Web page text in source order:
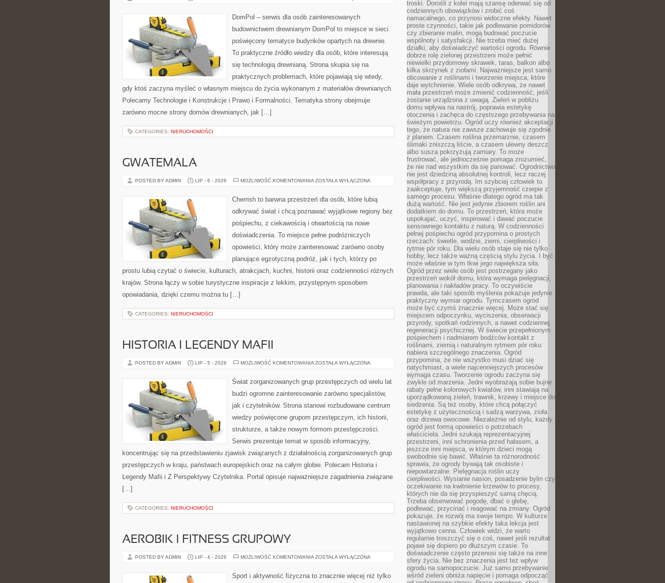
DomPol – serwis dla osób zainteresowanych
budownictwem drewnianym DomPol to miejsce w sieci
poświęcony tematyce budynków opartych na drewnie.
To praktyczne źródło wiedzy dla osób, które interesują
się technologią drewnianą. Strona skupia się na
praktycznych problemach, które pojawiają się wtedy,
gdy ktoś zaczyna myśleć o własnym miejscu do życia wykonanym z materiałów drewnianych.
Polecamy Technologie i Konstrukcje i Prawo i Formalności. Tematyka strony obejmuje
zarówno mocne strony domów drewnianych, jak […]
CATEGORIES: NIERUCHOMOŚCI
GWATEMALA
POSTED BY ADMIN LIP - 6 - 2026 MOŻLIWOŚĆ KOMENTOWANIA GWATEMALA
ZOSTAŁA WYŁĄCZONA
Cherrish to barwna przestrzeń dla osób, które lubią
odkrywać świat i chcą poznawać wyjątkowe regiony bez
pośpiechu, z ciekawością i otwartością na nowe
doświadczenia. To miejsce pełne podróżniczych
opowieści, który może zainteresować zarówno osoby
planujące egzotyczną podróż, jak i tych, którzy po
prostu lubią czytać o świecie, kulturach, atrakcjach, kuchni, historii oraz codzienności różnych
krajów. Strona łączy w sobie turystyczne inspiracje z lekkim, przystępnym sposobem
opowiadania, dzięki czemu można tu […]
CATEGORIES: NIERUCHOMOŚCI
HISTORIA I LEGENDY MAFII
POSTED BY ADMIN LIP - 5 - 2026 MOŻLIWOŚĆ KOMENTOWANIA HISTORIA
ZOSTAŁA WYŁĄCZONA
Świat zorganizowanych grup przestępczych od wielu lat
budzi ogromne zainteresowanie zarówno specjalistów,
jak i czytelników. Strona stanowi rozbudowane centrum
wiedzy poświęcone grupom przestępczym, ich historii,
strukturze, a także nowym formom przestępczości.
Serwis prezentuje temat w sposób informacyjny,
koncentrując się na przedstawieniu zjawisk związanych z działalnością zorganizowanych grup
przestępczych w kraju, państwach europejskich oraz na całym globie. Polecam Historia i
Legendy Mafii i Z Perspektywy Czytelnika. Portal opisuje najważniejsze zagadnienia związane
[…]
CATEGORIES: NIERUCHOMOŚCI
AEROBIK I FITNESS GRUPOWY
POSTED BY ADMIN LIP - 4 - 2026 MOŻLIWOŚĆ KOMENTOWANIA AEROBIK
GRUPOWY
ZOSTAŁA WYŁĄCZONA
Sport i aktywność fizyczna to znacznie więcej niż tylko
troski. Dorośli z kolei mają szansę oderwać się od
codziennych obowiązków i zrobić coś
namacalnego, co przynosi widoczne efekty. Nawet
proste czynności, takie jak podlewanie pomidorów
czy zbieranie malin, mogą budować poczucie
wspólnoty i satysfakcji. Nie trzeba mieć dużej
działki, aby doświadczyć wartości ogrodu. Równie
dobrze rolę zielonej przestrzeni może pełnić
niewielki przydomowy skrawek, taras, balkon albo
kilka skrzynek z ziołami. Najważniejsze jest samo
obcowanie z roślinami i tworzenie miejsca, które
daje wytchnienie. Wiele osób odkrywa, że nawet
mała przestrzeń może zmienić codzienność, jeśli
zostanie urządzona z uwagą. Zieleń w pobliżu
domu wpływa na nastrój, poprawia estetykę
otoczenia i zachęca do częstszego przebywania na
świeżym powietrzu. Ogród uczy również akceptacji
tego, że natura nie zawsze zachowuje się zgodnie
z planem. Czasem roślina przemarznie, czasem
ślimaki zniszczą liście, a czasem ulewny deszcz
albo susza pokrzyżują zamiary. To może
frustrować, ale jednocześnie pomaga zrozumieć,
że nie nad wszystkim da się panować. Ogrodnictwo
nie jest dziedziną absolutnej kontroli, lecz raczej
współpracy z przyrodą. Im szybciej człowiek to
zaakceptuje, tym większą przyjemność czerpie z
samego procesu. Właśnie dlatego ogród ma tak
dużą wartość. Nie jest jedynie zbiorem roślin ani
dodatkiem do domu. To przestrzeń, która może
uspokajać, uczyć, inspirować i dawać poczucie
sensownego kontaktu z naturą. W codzienności
pełnej pośpiechu ogród przypomina o prostych
rzeczach: świetle, wodzie, ziemi, cierpliwości i
rytmie pór roku. Dla wielu osób staje się nie tylko
hobby, lecz także ważną częścią stylu życia. I być
może właśnie w tym tkwi jego największa siła.
Ogród przez wiele osób jest postrzegany jako
przestrzeń wokół domu, która wymaga pielęgnacji,
planowania i nakładów pracy. To oczywiście
prawda, ale taki sposób myślenia pokazuje jedynie
praktyczny wymiar ogrodu. Tymczasem ogród
może być czymś znacznie więcej. Może stać się
miejscem odpoczynku, wyciszenia, obserwacji
przyrody, spotkań rodzinnych, a nawet codziennej
regeneracji psychicznej. W świecie przepełnionym
pośpiechem i nadmiarem bodźców kontakt z
roślinami, ziemią i naturalnym rytmem pór roku
nabiera szczególnego znaczenia. Ogród
przypomina, że nie wszystko musi dziać się
natychmiast, a wiele najcenniejszych procesów
wymaga czasu. Tworzenie ogrodu zaczyna się
zwykle od marzenia. Jedni wyobrażają sobie bujne
rabaty pełne kolorowych kwiatów, inni stawiają na
uporządkowaną zieleń, trawnik, krzewy i miejsce do
siedzenia. Są też osoby, które chcą połączyć
estetykę z użytecznością i sadzą warzywa, zioła
oraz drzewa owocowe. Niezależnie od stylu, każdy
ogród jest formą opowieści o potrzebach
właściciela. Jedni szukają reprezentacyjnej
przestrzeni, inni schronienia przed hałasem, a
jeszcze inni miejsca, w którym dzieci mogą
swobodnie się bawić. Właśnie ta różnorodność
sprawia, że ogrody bywają tak osobiste i
niepowtarzalne. Pielęgnacja roślin uczy
cierpliwości. Wysianie nasion, posadzenie bylin czy
oczekiwanie na kwitnienie krzewów to procesy,
których nie da się przyspieszyć samą chęcią.
Trzeba obserwować pogodę, dbać o glebę,
podlewać, przycinać i reagować na zmiany. Ogród
pokazuje, że rozwój ma swoje tempo. W kulturze
nastawionej na szybkie efekty taka lekcja jest
wyjątkowo cenna. Człowiek widzi, że warto
regularnie troszczyć się o coś, nawet jeśli rezultat
pojawi się dopiero po dłuższym czasie. To
doświadczenie często przenosi się także na inne
sfery życia. Nie bez znaczenia jest też wpływ
ogrodu na samopoczucie. Już samo przebywanie
wśród zieleni obniża napięcie i pomaga odpocząć